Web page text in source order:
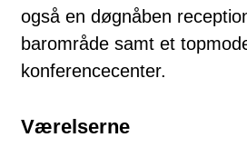
også en døgnåben
barområde samt et
konferencecenter.
Værelserne